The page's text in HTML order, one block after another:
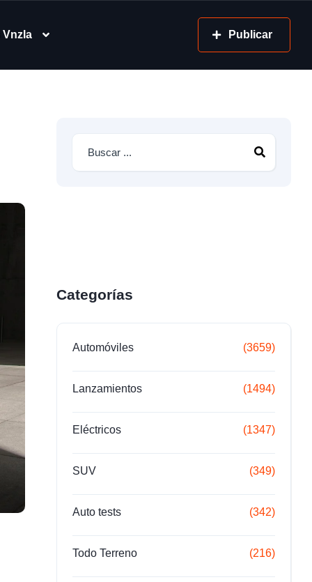
Vnzla Publicar
Categorías
Automóviles (3659)
Lanzamientos (1494)
Eléctricos (1347)
SUV (349)
Auto tests (342)
Todo Terreno (216)